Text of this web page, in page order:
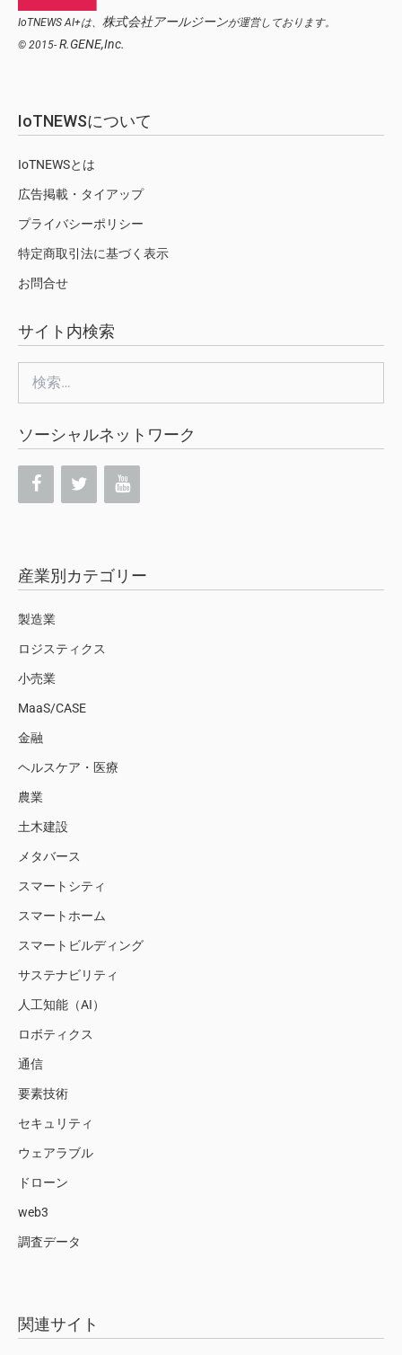
IoTNEWS AI+は、 株式会社アールジーンが運営しております。
© 2015- R.GENE,Inc.
IoTNEWSについて
IoTNEWSとは
広告掲載・タイアップ
プライバシーポリシー
特定商取引法に基づく表示
お問合せ
サイト内検索
索:
ソーシャルネットワーク
産業別カテゴリー
製造業
ロジスティクス
小売業
MaaS/CASE
金融
ヘルスケア・医療
農業
土木建設
メタバース
スマートシティ
スマートホーム
スマートビルディング
サステナビリティ
人工知能（AI）
ロボティクス
通信
要素技術
セキュリティ
ウェアラブル
ドローン
web3
調査データ
関連サイト